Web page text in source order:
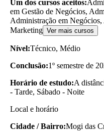
Um dos cursos aceitos:
em Gestão de Negócios,
Administração em
Marketing Ver mais cursos
Nível:Técnico, Médio
Conclusão:1º semestre de
Horário de estudo:A
- Tarde, Sábado - Noite
Local e horário
Cidade / Bairro:Mogi das